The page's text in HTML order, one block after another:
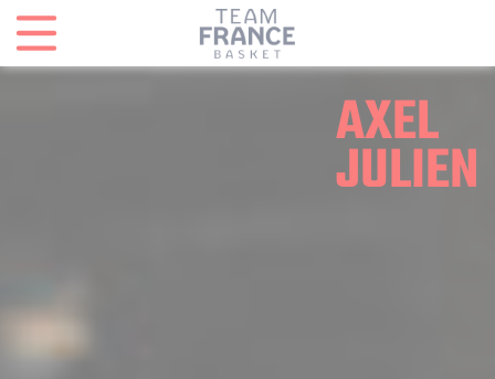
AXEL
JULIEN
Panneau de gestion des cookies